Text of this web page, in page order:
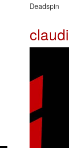
Deadspin